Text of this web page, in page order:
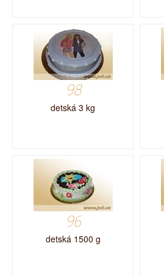
98
detská 3 kg
96
detská 1500 g